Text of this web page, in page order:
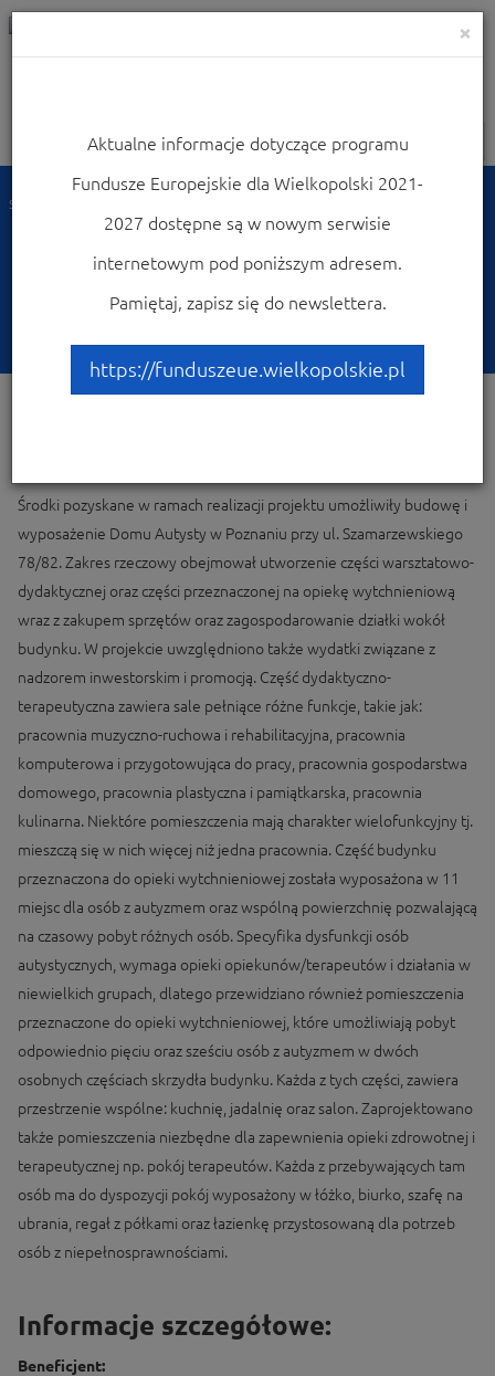
Nawigacja
Strona główna
Przykłady najciekawszych projektów
Budowa Domu Autysty w Poznaniu
Budowa Domu Autysty w
Poznaniu
Środki pozyskane w ramach realizacji projektu umożliwiły budowę i
wyposażenie Domu Autysty w Poznaniu przy ul. Szamarzewskiego
78/82. Zakres rzeczowy obejmował utworzenie części warsztatowo-
dydaktycznej oraz części przeznaczonej na opiekę wytchnieniową
wraz z zakupem sprzętów oraz zagospodarowanie działki wokół
budynku. W projekcie uwzględniono także wydatki związane z
nadzorem inwestorskim i promocją. Część dydaktyczno-
terapeutyczna zawiera sale pełniące różne funkcje, takie jak:
pracownia muzyczno-ruchowa i rehabilitacyjna, pracownia
komputerowa i przygotowująca do pracy, pracownia gospodarstwa
domowego, pracownia plastyczna i pamiątkarska, pracownia
kulinarna. Niektóre pomieszczenia mają charakter wielofunkcyjny tj.
mieszczą się w nich więcej niż jedna pracownia. Część budynku
przeznaczona do opieki wytchnieniowej została wyposażona w 11
miejsc dla osób z autyzmem oraz wspólną powierzchnię pozwalającą
na czasowy pobyt różnych osób. Specyfika dysfunkcji osób
autystycznych, wymaga opieki opiekunów/terapeutów i działania w
niewielkich grupach, dlatego przewidziano również pomieszczenia
przeznaczone do opieki wytchnieniowej, które umożliwiają pobyt
odpowiednio pięciu oraz sześciu osób z autyzmem w dwóch
osobnych częściach skrzydła budynku. Każda z tych części, zawiera
przestrzenie wspólne: kuchnię, jadalnię oraz salon. Zaprojektowano
także pomieszczenia niezbędne dla zapewnienia opieki zdrowotnej i
terapeutycznej np. pokój terapeutów. Każda z przebywających tam
osób ma do dyspozycji pokój wyposażony w łóżko, biurko, szafę na
ubrania, regał z półkami oraz łazienkę przystosowaną dla potrzeb
osób z niepełnosprawnościami.
Informacje szczegółowe:
Beneficjent:
×
Aktualne informacje dotyczące programu
Fundusze Europejskie dla Wielkopolski 2021-
2027 dostępne są w nowym serwisie
internetowym pod poniższym adresem.
Pamiętaj, zapisz się do newslettera.
https://funduszeue.wielkopolskie.pl